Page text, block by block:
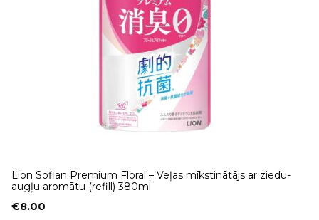
Lion Soflan Premium Floral – Veļas mīkstinātājs ar ziedu-
augļu aromātu (refill) 380ml
€8.00